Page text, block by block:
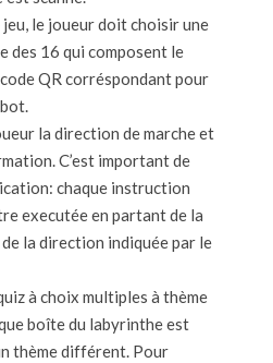
le joueur doit choisir une
des 16 qui composent le
QR corréspondant pour
la direction de marche et
C’est important de
chaque instruction
executée en partant de la
la direction indiquée par le
à choix multiples à thème
boîte du labyrinthe est
thème différent. Pour